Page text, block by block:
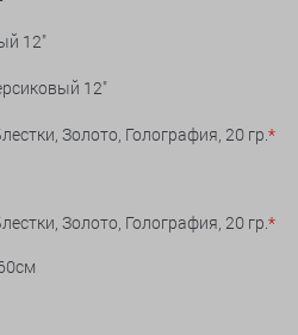
12"
12"
Золото, Голография, 20 гр.*
Золото, Голография, 20 гр.*